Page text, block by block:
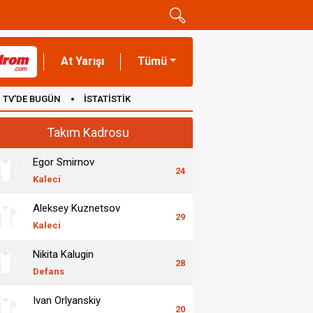
At Yarışı Tümü
TV'DE BUGÜN İSTATİSTİK
Takım Kadrosu
Egor Smirnov
Kaleci
24
Aleksey Kuznetsov
Kaleci
29
Nikita Kalugin
Defans
28
Ivan Orlyanskiy
20